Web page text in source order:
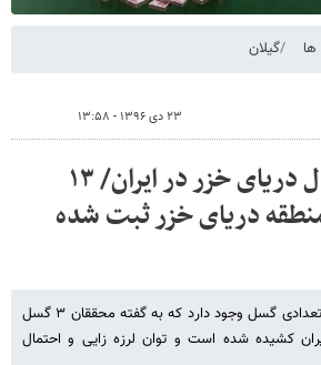
ها گیلان
۲۳ دی ۱۳۹۶ - ۱۳:۵۸
وجود ۳ گسل‌ فعال دریای خزر در ایران/ ۱۳
دریای خزر ثبت شده‌
ایسنا نوشت: در دریای خزر تعدادی گسل وجود دارد که به گفته محققان ۳ گسل
کشیده شده است و توان لرزه زایی و احتمال